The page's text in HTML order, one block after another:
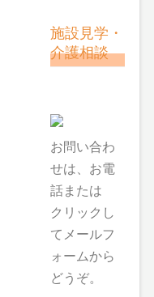
施設見学・
介護相談
お問い合わ
せは、お電
話または
クリックし
てメールフ
ォームから
どうぞ。